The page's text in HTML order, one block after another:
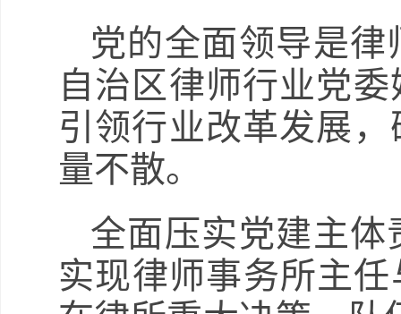
党的全面领导是
自治区律师行业党
引领行业改革发展
量不散。
全面压实党建主
实现律师事务所主